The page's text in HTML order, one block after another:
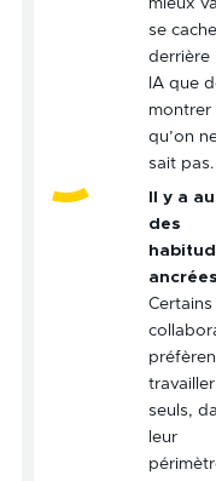
mieux
se
derrière
IA que
montrer
qu’on
sait pas.
Il y a
des
Certains
travailler
seuls,
leur